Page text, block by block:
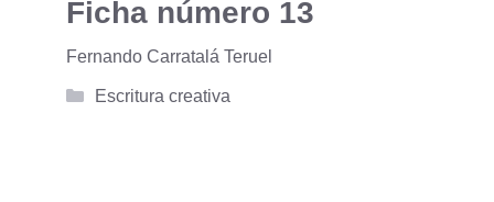
Ficha número 13
Fernando Carratalá Teruel
Categorías
Escritura creativa